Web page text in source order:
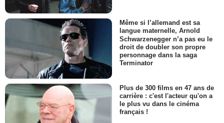
Même si l’allemand est sa
langue maternelle, Arnold
Schwarzenegger n’a pas eu le
droit de doubler son propre
personnage dans la saga
Terminator
Plus de 300 films en 47 ans de
carrière : c'est l'acteur qu'on a
le plus vu dans le cinéma
français !